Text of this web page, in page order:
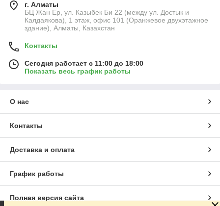
г. Алматы
БЦ Жан Ер, ул. Казыбек Би 22 (между ул. Достык и
Калдаякова), 1 этаж, офис 101 (Оранжевое двухэтажное
здание), Алматы, Казахстан
Контакты
Сегодня работает с 11:00 до 18:00
Показать весь график работы
О нас
Контакты
Доставка и оплата
График работы
Полная версия сайта